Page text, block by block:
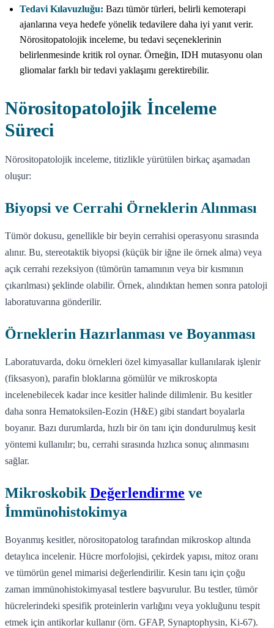
Tedavi Kılavuzluğu: Bazı tümör türleri, belirli kemoterapi
ajanlarına veya hedefe yönelik tedavilere daha iyi yanıt verir.
Nörositopatolojik inceleme, bu tedavi seçeneklerinin
belirlenmesinde kritik rol oynar. Örneğin, IDH mutasyonu olan
gliomalar farklı bir tedavi yaklaşımı gerektirebilir.
Nörositopatolojik İnceleme
Süreci
Nörositopatolojik inceleme, titizlikle yürütülen birkaç aşamadan
oluşur:
Biyopsi ve Cerrahi Örneklerin Alınması
Tümör dokusu, genellikle bir beyin cerrahisi operasyonu sırasında
alınır. Bu, stereotaktik biyopsi (küçük bir iğne ile örnek alma) veya
açık cerrahi rezeksiyon (tümörün tamamının veya bir kısmının
çıkarılması) şeklinde olabilir. Örnek, alındıktan hemen sonra patoloji
laboratuvarına gönderilir.
Örneklerin Hazırlanması ve Boyanması
Laboratuvarda, doku örnekleri özel kimyasallar kullanılarak işlenir
(fiksasyon), parafin bloklarına gömülür ve mikroskopta
incelenebilecek kadar ince kesitler halinde dilimlenir. Bu kesitler
daha sonra Hematoksilen-Eozin (H&E) gibi standart boyalarla
boyanır. Bazı durumlarda, hızlı bir ön tanı için dondurulmuş kesit
yöntemi kullanılır; bu, cerrahi sırasında hızlıca sonuç alınmasını
sağlar.
Mikroskobik Değerlendirme ve
İmmünohistokimya
Boyanmış kesitler, nörositopatolog tarafından mikroskop altında
detaylıca incelenir. Hücre morfolojisi, çekirdek yapısı, mitoz oranı
ve tümörün genel mimarisi değerlendirilir. Kesin tanı için çoğu
zaman immünohistokimyasal testlere başvurulur. Bu testler, tümör
hücrelerindeki spesifik proteinlerin varlığını veya yokluğunu tespit
etmek için antikorlar kullanır (örn. GFAP, Synaptophysin, Ki-67).